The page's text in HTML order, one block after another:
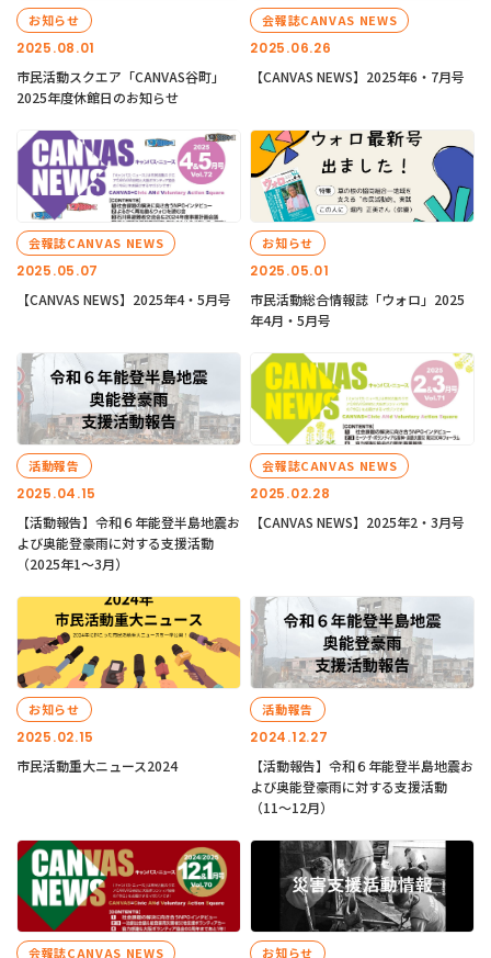
2025.08.01
お知らせ
市民活動スクエア「CANVAS谷町」
2025年度休館日のお知らせ
2025.06.26
会報誌CANVAS NEWS
【CANVAS NEWS】2025年6・7月号
2025.05.07
会報誌CANVAS NEWS
【CANVAS NEWS】2025年4・5月号
2025.05.01
お知らせ
市民活動総合情報誌「ウォロ」2025
年4月・5月号
2025.04.15
活動報告
【活動報告】令和６年能登半島地震お
よび奥能登豪雨に対する支援活動
（2025年1〜3月）
2025.02.28
会報誌CANVAS NEWS
【CANVAS NEWS】2025年2・3月号
2025.02.15
お知らせ
市民活動重大ニュース2024
2024.12.27
活動報告
【活動報告】令和６年能登半島地震お
よび奥能登豪雨に対する支援活動
（11〜12月）
会報誌CANVAS NEWS お知らせ